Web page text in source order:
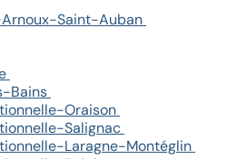
Saint-Auban
Bains
Oraison
Salignac
Laragne-Montéglin